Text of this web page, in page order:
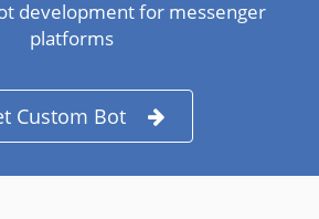
development for messenger
platforms
Custom Bot